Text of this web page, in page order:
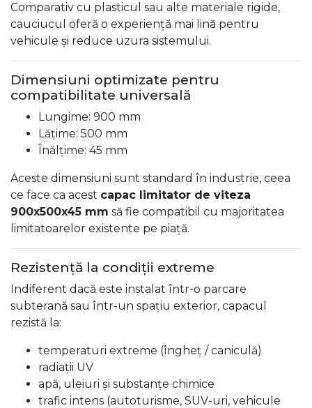
Comparativ cu plasticul sau alte materiale rigide,
cauciucul oferă o experiență mai lină pentru
vehicule și reduce uzura sistemului.
Dimensiuni optimizate pentru
compatibilitate universală
Lungime: 900 mm
Lățime: 500 mm
Înălțime: 45 mm
Aceste dimensiuni sunt standard în industrie, ceea
ce face ca acest capac limitator de viteza
900x500x45 mm să fie compatibil cu majoritatea
limitatoarelor existente pe piață.
Rezistență la condiții extreme
Indiferent dacă este instalat într-o parcare
subterană sau într-un spațiu exterior, capacul
rezistă la:
temperaturi extreme (îngheț / caniculă)
radiații UV
apă, uleiuri și substanțe chimice
trafic intens (autoturisme, SUV-uri, vehicule